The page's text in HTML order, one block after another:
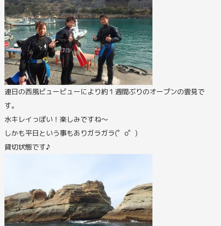
連日の西風ビュービューにより約１週間ぶりのオープンの雲見で
す。
水キレイっぽい！楽しみですね～
しかも平日という事もありガラガラ(゜o゜)
貸切状態です♪